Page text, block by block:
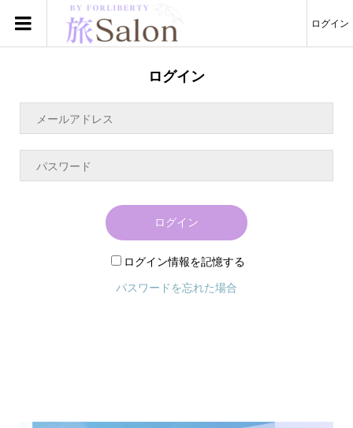
ログイン
ログイン
ログイン
ログイン情報を記憶する
パスワードを忘れた場合